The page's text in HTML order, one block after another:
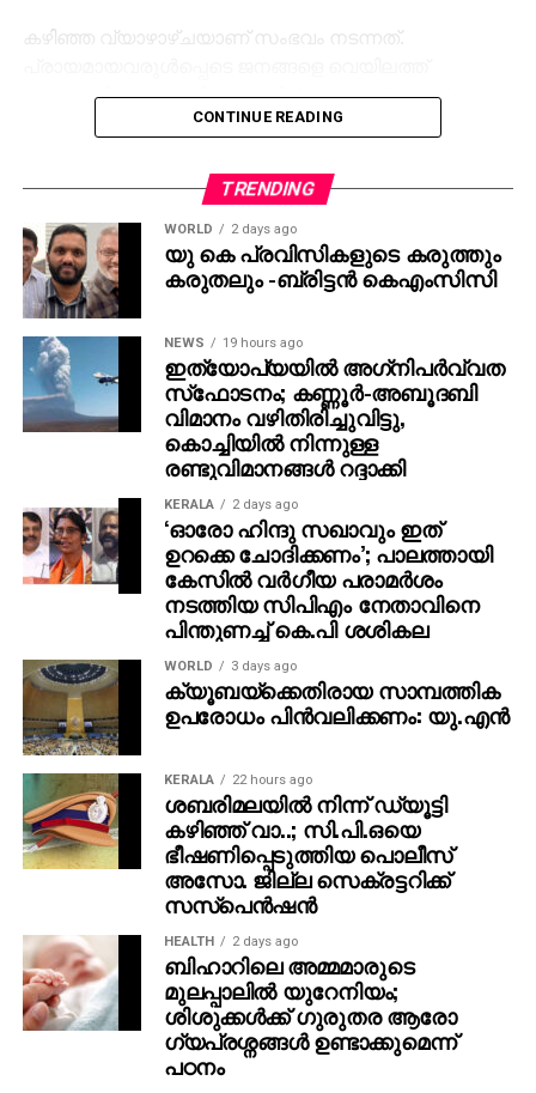
കഴിഞ്ഞ വ്യാഴാഴ്ചയാണ് സംഭവം നടന്നത്.
കാത്തുനിര്‍ത്തുന്നതിനെ കുറിച്ച് നാട്ടുകാര്‍ ചോദ്യം
ചെയ്തതിന് പിന്നാലെ പ്രകോപിതനായി മുണ്ട് പൊക്കി
സ്ത്രീകള്‍ ഉള്‍പ്പെടെയുള്ളവര്‍
സാന്നിധ്യത്തിലായിരിക്കെയാണ് ഈ
അശ്ലീലപ്രവര്‍ത്തനം നടന്നത്. സംഭവത്തിന്റെ
ദൃശ്യങ്ങള്‍ സമൂഹമാധ്യമങ്ങളില്‍ വ്യാപകമായി
പ്രചരിച്ചിരുന്നു.
താന്‍ പെട്ടെന്നുള്ള പ്രകോപനത്തിലാണ് ഇത്തരം
പ്രവൃത്തി ചെയ്തത് എന്നാണ് വാസുദേവന്റെ
പ്രതികരണം.
CONTINUE READING
TRENDING
WORLD 2 days ago
യു കെ പ്രവിസികളുടെ കരുത്തും
കരുതലും -ബ്രിട്ടൻ കെഎംസിസി
NEWS 19 hours ago
ഇത്യോപ്യയില്‍ അഗ്‌നിപര്‍വ്വത
സ്‌ഫോടനം; കണ്ണൂർ-അബൂദബി
വിമാനം വഴിതിരിച്ചുവിട്ടു,
കൊച്ചിയിൽ നിന്നുള്ള
രണ്ടുവിമാനങ്ങൾ റദ്ദാക്കി
KERALA 2 days ago
‘ഓരോ ഹിന്ദു സഖാവും ഇത്
ഉറക്കെ ചോദിക്കണം’; പാലത്തായി
കേസിൽ വർഗീയ പരാമർശം
നടത്തിയ സിപിഎം നേതാവിനെ
പിന്തുണച്ച് കെ.പി ശശികല
WORLD 3 days ago
ക്യൂബയ്ക്കെതിരായ സാമ്പത്തിക
ഉപരോധം പിന്‍വലിക്കണം: യു.എന്‍
KERALA 22 hours ago
ശബരിമലയില്‍ നിന്ന് ഡ്യൂട്ടി
കഴിഞ്ഞ് വാ..; സി.പി.ഒയെ
ഭീഷണിപ്പെടുത്തിയ പൊലീസ്
അസോ. ജില്ല സെക്രട്ടറിക്ക്
സസ്‌പെന്‍ഷന്‍
HEALTH 2 days ago
ബിഹാറിലെ അമ്മമാരുടെ
മുലപ്പാലിൽ യുറേനിയം;
ശിശുക്കൾക്ക് ​ഗുരുതര ആരോ​
ഗ്യപ്രശ്നങ്ങൾ ഉണ്ടാക്കുമെന്ന്
പഠനം